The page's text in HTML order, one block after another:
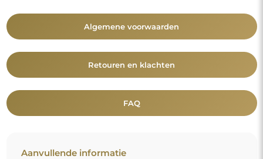
Algemene voorwaarden
Retouren en klachten
FAQ
Aanvullende informatie